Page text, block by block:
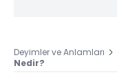
Deyimler ve Anlamları
Nedir?